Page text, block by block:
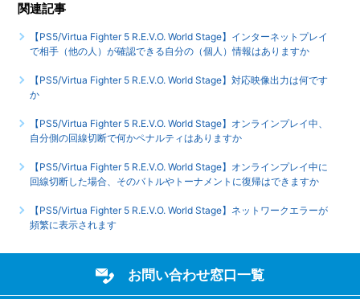
『Virtua Fighter esports』とトロフィーは別ですか
もっと見る
関連記事
【PS5/Virtua Fighter 5 R.E.V.O. World Stage】インターネットプレイ
で相手（他の人）が確認できる自分の（個人）情報はありますか
【PS5/Virtua Fighter 5 R.E.V.O. World Stage】対応映像出力は何です
か
【PS5/Virtua Fighter 5 R.E.V.O. World Stage】オンラインプレイ中、
自分側の回線切断で何かペナルティはありますか
【PS5/Virtua Fighter 5 R.E.V.O. World Stage】オンラインプレイ中に
回線切断した場合、そのバトルやトーナメントに復帰はできますか
【PS5/Virtua Fighter 5 R.E.V.O. World Stage】ネットワークエラーが
頻繁に表示されます
お問い合わせ窓口一覧